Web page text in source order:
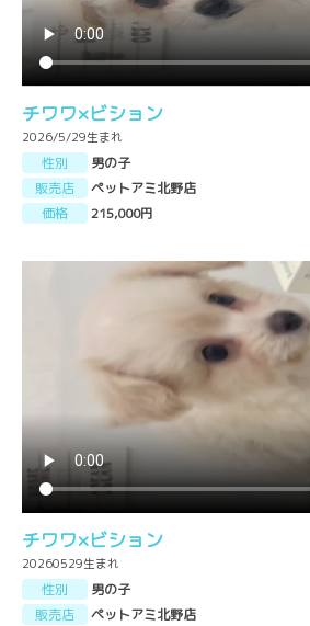
チワワ×ビション
2026/5/29生まれ
性別
男の子
販売店
ペットアミ北野店
価格
215,000円
チワワ×ビション
20260529生まれ
性別
男の子
販売店
ペットアミ北野店